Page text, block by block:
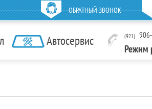
ОБРАТНЫЙ ЗВОНОК
Автосервис (921)
Режим